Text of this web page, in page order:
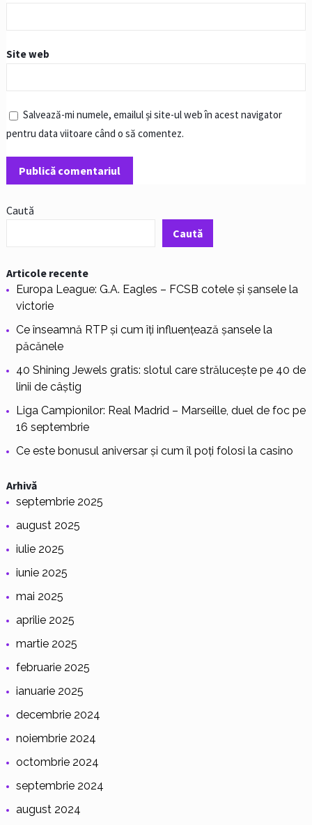
Site web
Salvează-mi numele, emailul și site-ul web în acest navigator
pentru data viitoare când o să comentez.
Caută
Caută
Articole recente
Europa League: G.A. Eagles – FCSB cotele și șansele la
victorie
Ce înseamnă RTP și cum îți influențează șansele la
păcănele
40 Shining Jewels gratis: slotul care strălucește pe 40 de
linii de câștig
Liga Campionilor: Real Madrid – Marseille, duel de foc pe
16 septembrie
Ce este bonusul aniversar și cum îl poți folosi la casino
Arhivă
septembrie 2025
august 2025
iulie 2025
iunie 2025
mai 2025
aprilie 2025
martie 2025
februarie 2025
ianuarie 2025
decembrie 2024
noiembrie 2024
octombrie 2024
septembrie 2024
august 2024